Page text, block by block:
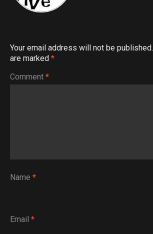
Your email address will not be published.
are marked *
Comment *
Name *
Email *